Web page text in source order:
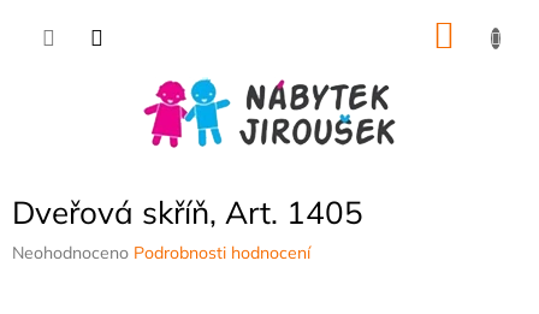
Dveřová skříň, Art. 1405
Průměrné
Neohodnoceno Podrobnosti hodnocení